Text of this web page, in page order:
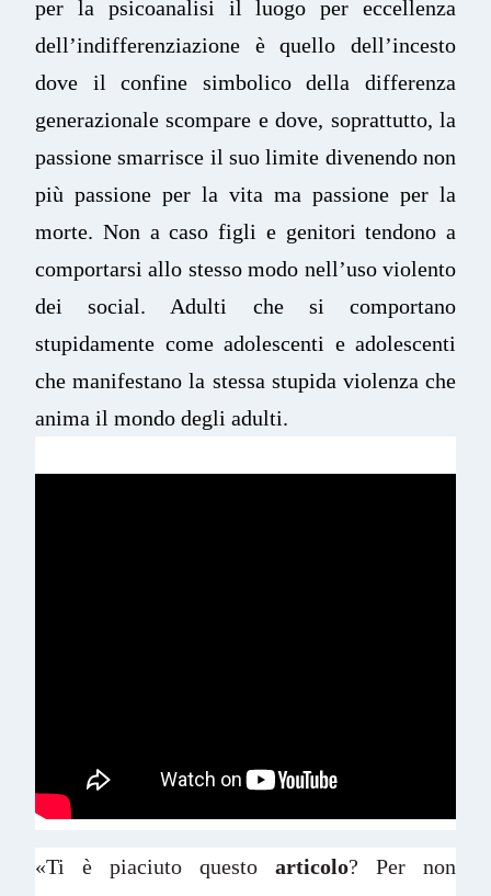
per la psicoanalisi il luogo per eccellenza
dell’indifferenziazione è quello dell’incesto
dove il confine simbolico della differenza
generazionale scompare e dove, soprattutto, la
passione smarrisce il suo limite divenendo non
più passione per la vita ma passione per la
morte. Non a caso figli e genitori tendono a
comportarsi allo stesso modo nell’uso violento
dei social. Adulti che si comportano
stupidamente come adolescenti e adolescenti
che manifestano la stessa stupida violenza che
anima il mondo degli adulti.
«Ti è piaciuto questo articolo? Per non